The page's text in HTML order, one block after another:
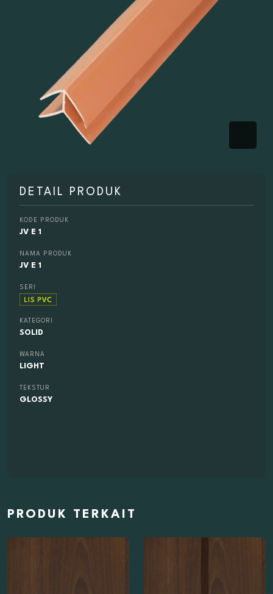
DETAIL PRODUK
KODE PRODUK
JV E 1
NAMA PRODUK
JV E 1
SERI
KATEGORI
SOLID
WARNA
LIGHT
TEKSTUR
GLOSSY
PRODUK TERKAIT